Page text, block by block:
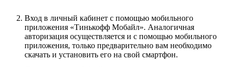
Вход в личный кабинет с помощью мобильного
приложения «Тинькофф Мобайл». Аналогичная
авторизация осуществляется и с помощью мобильного
приложения, только предварительно вам необходимо
скачать и установить его на свой смартфон.